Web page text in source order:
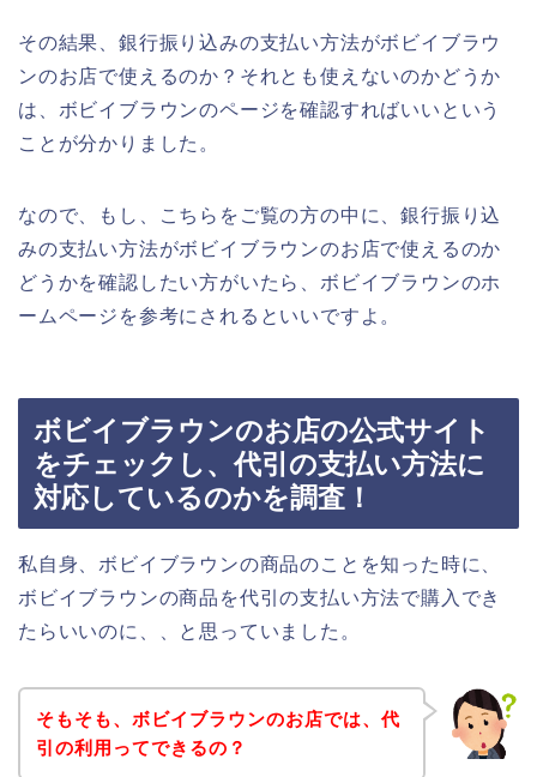
その結果、銀行振り込みの支払い方法がボビイブラウ
ンのお店で使えるのか？それとも使えないのかどうか
は、ボビイブラウンのページを確認すればいいという
ことが分かりました。
なので、もし、こちらをご覧の方の中に、銀行振り込
みの支払い方法がボビイブラウンのお店で使えるのか
どうかを確認したい方がいたら、ボビイブラウンのホ
ームページを参考にされるといいですよ。
ボビイブラウンのお店の公式サイト
をチェックし、代引の支払い方法に
対応しているのかを調査！
私自身、ボビイブラウンの商品のことを知った時に、
ボビイブラウンの商品を代引の支払い方法で購入でき
たらいいのに、、と思っていました。
そもそも、ボビイブラウンのお店では、代
引の利用ってできるの？